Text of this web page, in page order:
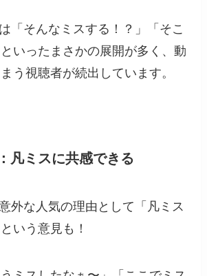
「そんなミスする！？」「そこ
いったまさかの展開が多く、動
う視聴者が続出しています。
凡ミスに共感できる
外な人気の理由として「凡ミス
いう意見も！